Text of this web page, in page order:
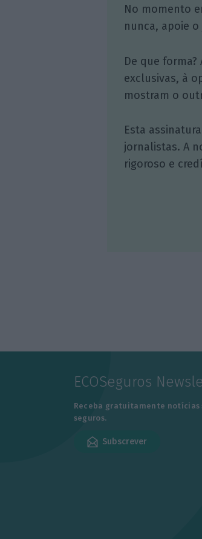
No momento
nunca, apoie
De que forma?
exclusivas, à
mostram o
Esta
jornalistas. A
rigoroso e
ECOSeguros
Receba gratuitamente notícias
seguros.
Subscrever